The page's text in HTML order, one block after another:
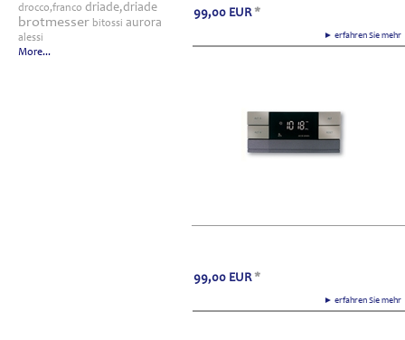
drocco,franco driade,driade
brotmesser bitossi aurora
alessi
More...
► erfahren Sie
99,00 EUR *
► erfahren Sie
99,00 EUR *